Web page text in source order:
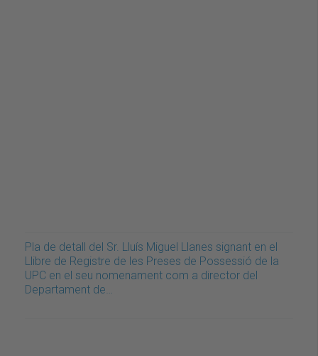
Pla de detall del Sr. Lluís Miguel Llanes signant en el
Llibre de Registre de les Preses de Possessió de la
UPC en el seu nomenament com a director del
Departament de…